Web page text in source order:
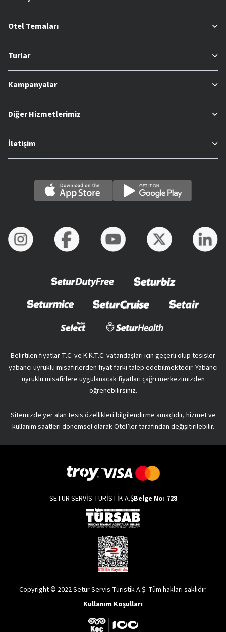
Otel Temaları
Turlar
Kampanyalar
Diğer Hizmetlerimiz
İletişim
Belirtilen fiyatlar T.C. ve K.K.T.C. vatandaşları için geçerli olup tesisler
yabancı uyruklu misafirlerden fiyat farkı talep edebilmektedir. Yabancı
uyruklu misafirlere uygulanacak fiyatları çağrı merkezimizden
öğrenebilirsiniz.
Sitemizde yer alan tesis özellikleri bilgilendirme amaçlıdır, hizmet ve
kullanım saatleri dönemsel olarak Otel’ler tarafından değişitirilebilir.
SETUR SERVİS TURİSTİK A.ŞBelge No: 728
Copyright © 2022 Setur Servis Turistik A.Ş. Tüm hakları saklıdır.
Kullanım Koşulları